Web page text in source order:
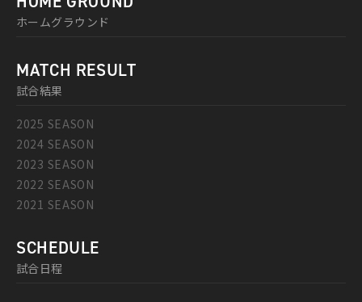
ホームグラウンド
MATCH RESULT
試合結果
2025 SEASON
2024 SEASON
2023 SEASON
2022 SEASON
2021 SEASON
SCHEDULE
試合日程